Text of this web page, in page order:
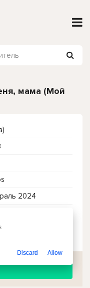
мама (Мой
2024
Discard Allow